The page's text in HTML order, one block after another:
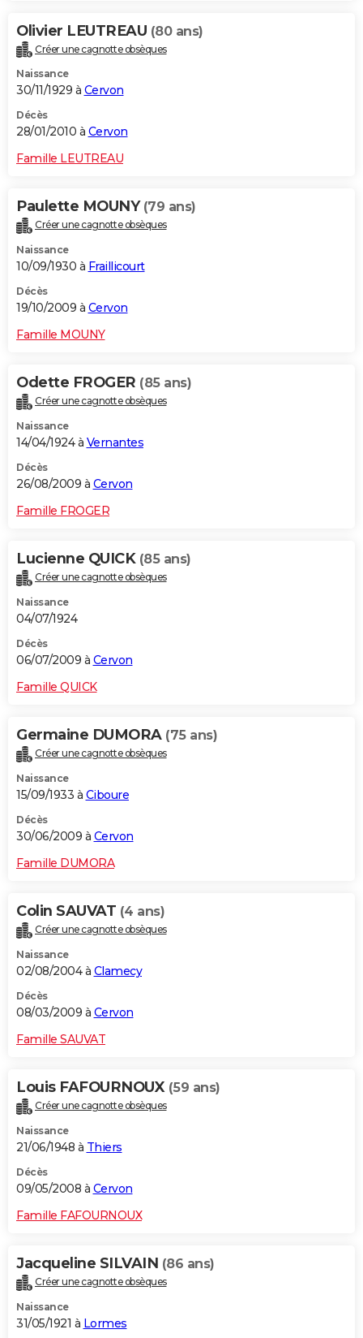
Olivier LEUTREAU (80 ans)
Créer une cagnotte obsèques
Naissance
30/11/1929 à Cervon
Décès
28/01/2010 à Cervon
Famille LEUTREAU
Paulette MOUNY (79 ans)
Créer une cagnotte obsèques
Naissance
10/09/1930 à Fraillicourt
Décès
19/10/2009 à Cervon
Famille MOUNY
Odette FROGER (85 ans)
Créer une cagnotte obsèques
Naissance
14/04/1924 à Vernantes
Décès
26/08/2009 à Cervon
Famille FROGER
Lucienne QUICK (85 ans)
Créer une cagnotte obsèques
Naissance
04/07/1924
Décès
06/07/2009 à Cervon
Famille QUICK
Germaine DUMORA (75 ans)
Créer une cagnotte obsèques
Naissance
15/09/1933 à Ciboure
Décès
30/06/2009 à Cervon
Famille DUMORA
Colin SAUVAT (4 ans)
Créer une cagnotte obsèques
Naissance
02/08/2004 à Clamecy
Décès
08/03/2009 à Cervon
Famille SAUVAT
Louis FAFOURNOUX (59 ans)
Créer une cagnotte obsèques
Naissance
21/06/1948 à Thiers
Décès
09/05/2008 à Cervon
Famille FAFOURNOUX
Jacqueline SILVAIN (86 ans)
Créer une cagnotte obsèques
Naissance
31/05/1921 à Lormes